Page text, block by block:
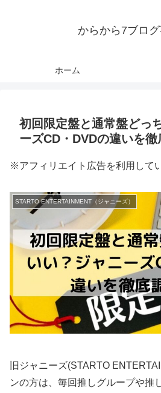
からから7ブロ
ホーム
初回限定盤と通常盤どっ
ーズCD・DVDの違いを徹
※アフィリエイト広告を利用して
STARTO ENTERTAINMENT（ジャニーズ）
旧ジャニーズ(STARTO
ンの方は、毎回推しグループや推